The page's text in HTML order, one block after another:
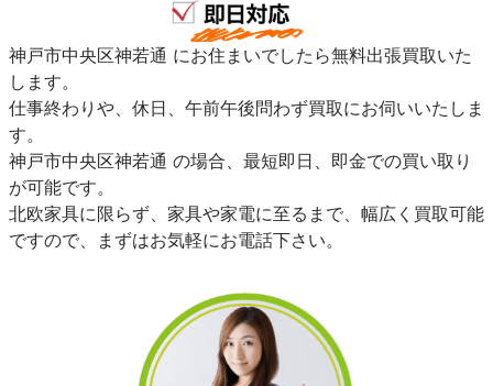
神戸市中央区神若通 にお住まいでしたら無料出張買取いた
します。
仕事終わりや、休日、午前午後問わず買取にお伺いいたしま
す。
神戸市中央区神若通 の場合、最短即日、即金での買い取り
が可能です。
北欧家具に限らず、家具や家電に至るまで、幅広く買取可能
ですので、まずはお気軽にお電話下さい。